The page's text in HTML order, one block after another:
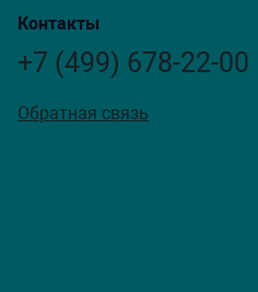
Контакты
+7 (499) 678-22-00
Обратная связь